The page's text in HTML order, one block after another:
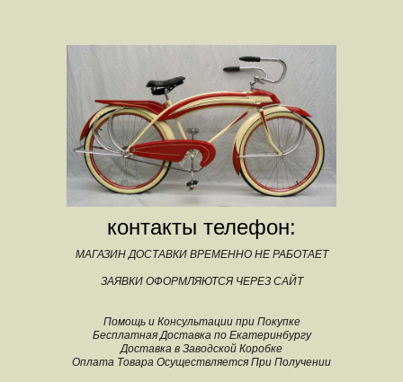
контакты телефон:
МАГАЗИН ДОСТАВКИ ВРЕМЕННО НЕ РАБОТАЕТ
ЗАЯВКИ ОФОРМЛЯЮТСЯ ЧЕРЕЗ САЙТ
Помощь и Консультации при Покупке
Бесплатная Доставка по Екатеринбургу
Доставка в Заводской Коробке
Оплата Товара Осуществляется При Получении